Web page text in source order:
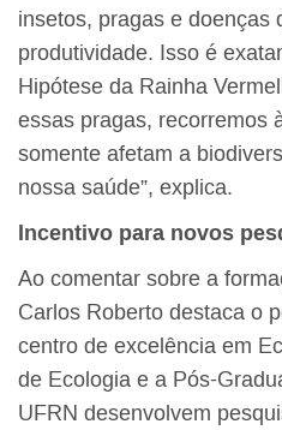
insetos, pragas e doenças
produtividade. Isso é
Hipótese da Rainha
essas pragas, recorremos
somente afetam a
nossa saúde”, explica.
Incentivo para novos
Ao comentar sobre a
Carlos Roberto destaca o
centro de excelência em
de Ecologia e a Pós-
UFRN desenvolvem